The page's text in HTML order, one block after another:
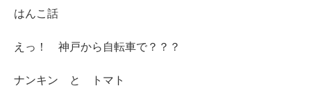
はんこ話
えっ！ 神戸から自転車で？？？
ナンキン と トマト